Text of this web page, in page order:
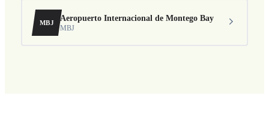
MBJ Aeropuerto Internacional de Montego Bay
MBJ